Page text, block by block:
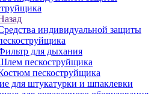
индивидуальной защиты
для дыхания
пескоструйщика
пескоструйщика
для штукатурки и шпаклевки